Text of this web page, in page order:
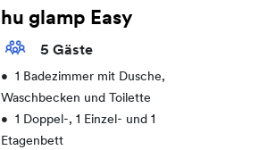
hu glamp Easy
5 Gäste
•
1 Badezimmer mit Dusche,
Waschbecken und Toilette
•
1 Doppel-, 1 Einzel- und 1
Etagenbett